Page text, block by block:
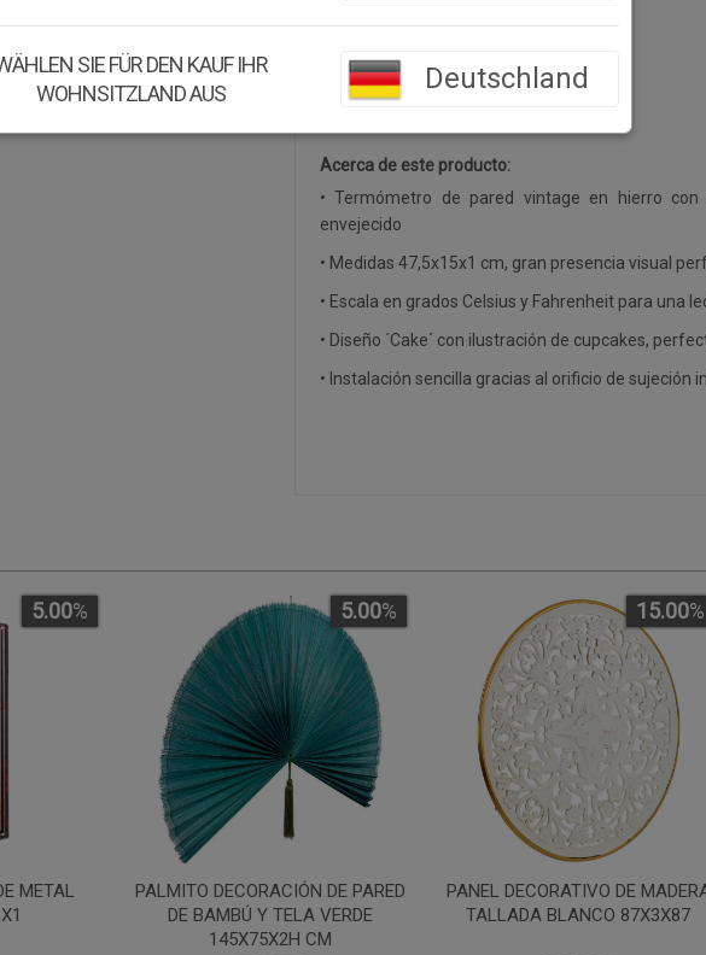
Color:
Material:
Acerca de este producto:
• Termómetro de pared vintage en hierro
envejecido
• Medidas 47,5x15x1 cm, gran presencia visual
• Escala en grados Celsius y Fahrenheit para una
• Diseño ´Cake´ con ilustración de cupcakes,
• Instalación sencilla gracias al orificio de sujeción
METAL
5.00%
PALMITO DECORACIÓN DE PARED
DE BAMBÚ Y TELA VERDE
145X75X2H CM
5.00%
PANEL DECORATIVO DE
TALLADA BLANCO 87X3X87
15.00%
SIE FÜR DEN KAUF IHR
WOHNSITZLAND AUS
Deutschland